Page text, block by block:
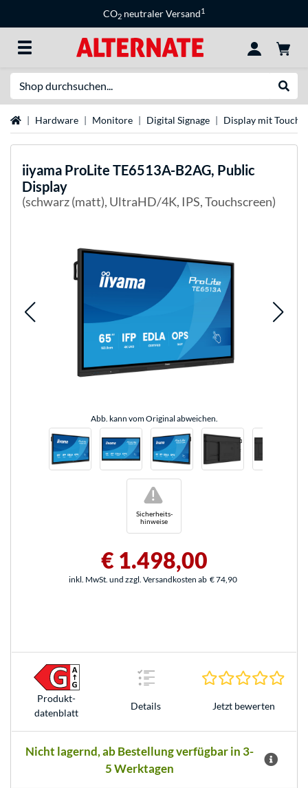
CO2 neutraler Versand1
StartseiteHardware Monitore Digital Signage Display mit
iiyama ProLite TE6513A-B2AG, Public
Display
(schwarz (matt), UltraHD/4K, IPS, Touchscreen)
Abb. kann vom Original abweichen.
Sicherheits-
hinweise
!
€ 1.498,00
inkl. MwSt. und zzgl. Versandkosten ab € 74,90
Produkt­
datenblatt
Details Jetzt bewerten
Nicht lagernd, ab Bestellung verfügbar in 3-
5 Werktagen